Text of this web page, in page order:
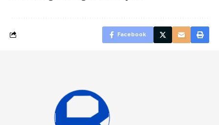
Facebook